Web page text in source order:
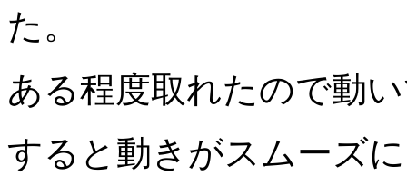
た。
ある程度取れたので動
すると動きがスムーズ